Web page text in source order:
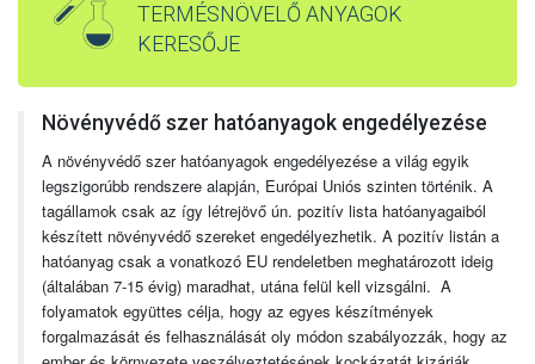
TERMÉSNÖVELŐ ANYAGOK
KERESŐJE
Növényvédő szer hatóanyagok engedélyezése
A növényvédő szer hatóanyagok engedélyezése a világ egyik
legszigorúbb rendszere alapján, Európai Uniós szinten történik. A
tagállamok csak az így létrejövő ún. pozitív lista hatóanyagaiból
készített növényvédő szereket engedélyezhetik. A pozitív listán a
hatóanyag csak a vonatkozó EU rendeletben meghatározott ideig
(általában 7-15 évig) maradhat, utána felül kell vizsgálni. A
folyamatok együttes célja, hogy az egyes készítmények
forgalmazását és felhasználását oly módon szabályozzák, hogy az